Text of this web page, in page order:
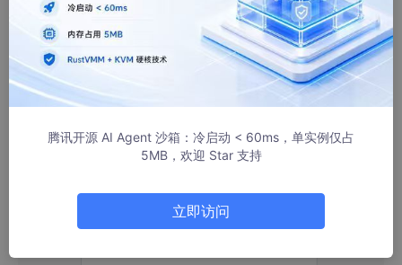
MonkeyKing_sunyuhua
31112人浏览 · 2019-06-22 09:18:16
由于换了手机，长时间没有登录github，再次登录时需要2fa cod
e,
腾讯开源 AI Agent 沙箱：冷启动 < 60ms，单实例仅占
5MB，欢迎 Star 支持
立即访问